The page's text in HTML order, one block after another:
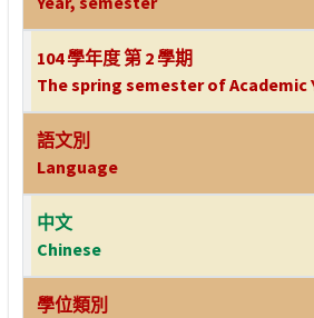
104 學年度 第 2 學期
The spring semester of Academic
語文別
Language
中文
Chinese
學位類別